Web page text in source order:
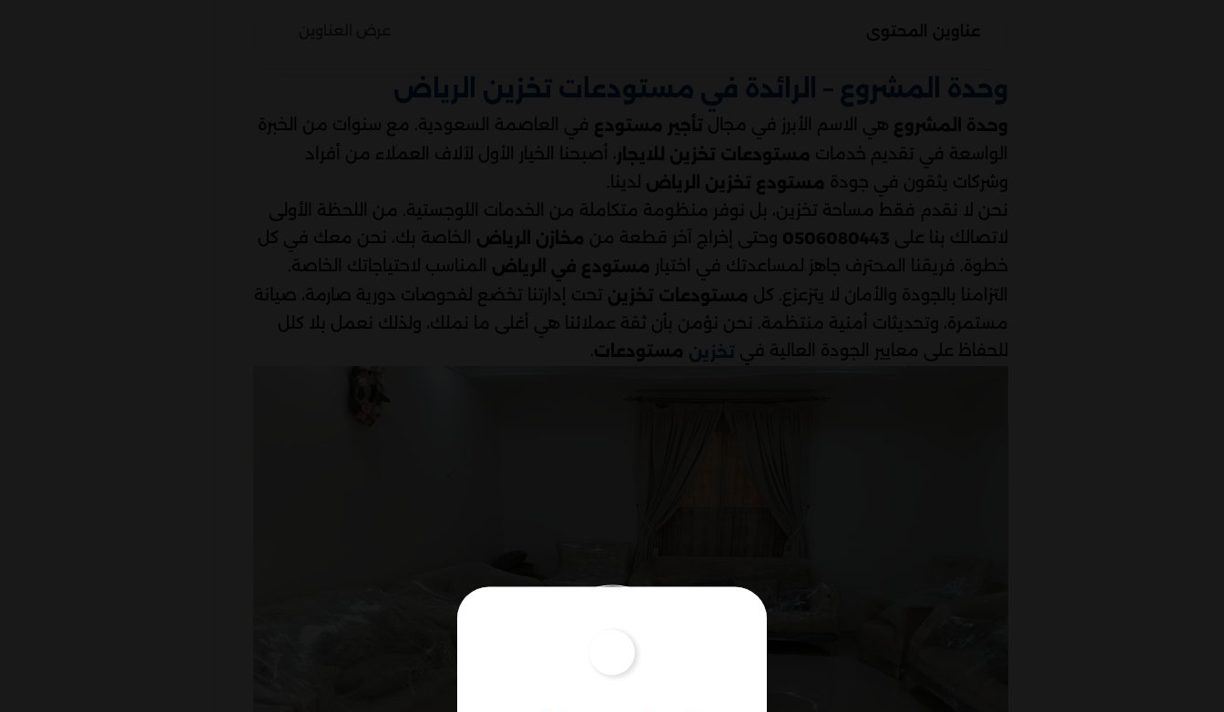
عناوين المحتوى
وحدة المشروع – الرائدة في مستودعات تخزين الرياض
وحدة المشروع هي الاسم الأبرز في مجال تأجير مستودع في العاصمة السعودية. مع سنوات من الخبرة
الواسعة في تقديم خدمات مستودعات تخزين للايجار، أصبحنا الخيار الأول لآلاف العملاء من أفراد
وشركات يثقون في جودة مستودع تخزين الرياض لدينا.
نحن لا نقدم فقط مساحة تخزين، بل نوفر منظومة متكاملة من الخدمات اللوجستية. من اللحظة الأولى
لاتصالك بنا على 0506080443 وحتى إخراج آخر قطعة من مخازن الرياض الخاصة بك، نحن معك في كل
خطوة. فريقنا المحترف جاهز لمساعدتك في اختيار مستودع في الرياض المناسب لاحتياجاتك الخاصة.
التزامنا بالجودة والأمان لا يتزعزع. كل مستودعات تخزين تحت إدارتنا تخضع لفحوصات دورية صارمة، صيانة
مستمرة، وتحديثات أمنية منتظمة. نحن نؤمن بأن ثقة عملائنا هي أغلى ما نملك، ولذلك نعمل بلا كلل
للحفاظ على معايير الجودة العالية في
مستودعات.